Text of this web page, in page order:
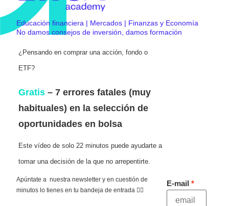
Educación financiera | Mercados | Finanzas y Economía
No damos consejos de inversión, damos formación
¿Pensando en comprar una acción, fondo o
ETF?
Gratis – 7 errores fatales (muy
habituales) en la selección de
oportunidades en bolsa
Este vídeo de solo 22 minutos puede ayudarte a
tomar una decisión de la que no arrepentirte.
Apúntate a nuestra newsletter y en cuestión de
minutos lo tienes en tu bandeja de entrada 👇🏻
E-mail